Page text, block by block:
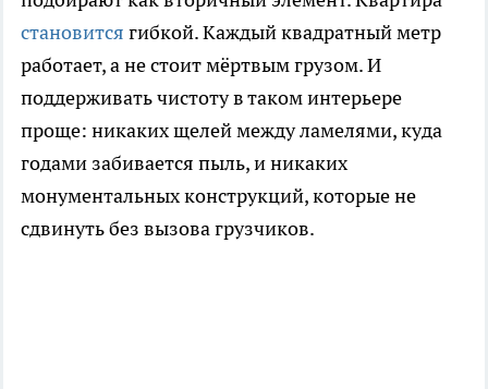
становится гибкой. Каждый квадратный метр
работает, а не стоит мёртвым грузом. И
поддерживать чистоту в таком интерьере
проще: никаких щелей между ламелями, куда
годами забивается пыль, и никаких
монументальных конструкций, которые не
сдвинуть без вызова грузчиков.